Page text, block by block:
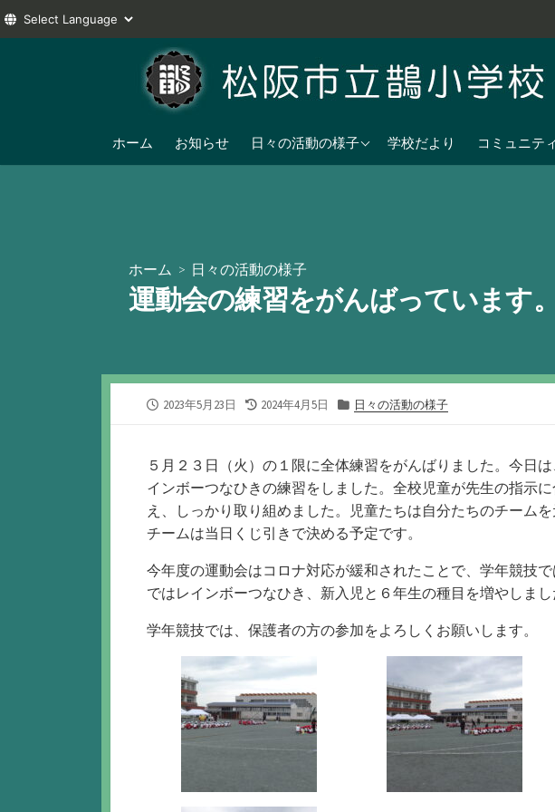
へ
ホーム お知らせ 日々の活動の様子
2025年度
学校だより コミュニテ
ホーム > 日々の活動の様子
運動会の練習をがんばっています。
公
2023年5月23日
最
新
日
2024年4月5日
カ
リ
ー
日々の活動の様子
５月２３日（火）の１限に全体練習をがんばりました。今日
インボーつなひきの練習をしました。全校児童が先生の指示
え、しっかり取り組めました。児童たちは自分たちのチーム
チームは当日くじ引きで決める予定です。
今年度の運動会はコロナ対応が緩和されたことで、学年競技
ではレインボーつなひき、新入児と６年生の種目を増やしまし
学年競技では、保護者の方の参加をよろしくお願いします。